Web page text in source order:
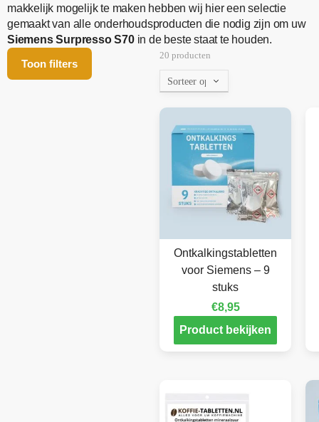
makkelijk mogelijk te maken hebben wij hier een selectie
gemaakt van alle onderhoudsproducten die nodig zijn om uw
Siemens Surpresso S70in de beste staat te houden.
Toon filters
20 producten
Ontkalkingstabletten
voor Siemens – 9
stuks
€8,95
Product bekijken